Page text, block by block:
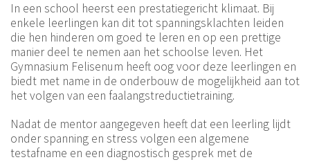
In een school heerst een prestatiegericht klimaat. Bij
enkele leerlingen kan dit tot spanningsklachten leiden
die hen hinderen om goed te leren en op een prettige
manier deel te nemen aan het schoolse leven. Het
Gymnasium Felisenum heeft oog voor deze leerlingen en
biedt met name in de onderbouw de mogelijkheid aan tot
het volgen van een faalangstreductietraining.
Nadat de mentor aangegeven heeft dat een leerling lijdt
onder spanning en stress volgen een algemene
testafname en een diagnostisch gesprek met de